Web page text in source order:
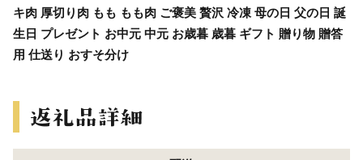
キ肉 厚切り肉 もも もも肉 ご褒美 贅沢 冷凍 母の日 父の日 誕
生日 プレゼント お中元 中元 お歳暮 歳暮 ギフト 贈り物 贈答
用 仕送り おすそ分け